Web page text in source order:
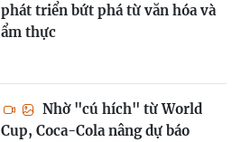
phát triển bứt phá từ văn hóa và
ẩm thực
Nhờ "cú hích" từ World
Cup, Coca-Cola nâng dự báo